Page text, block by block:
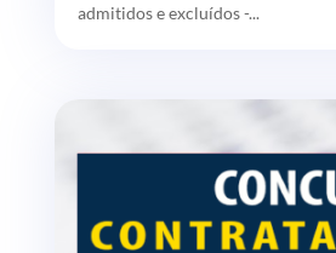
admitidos e excluídos -...